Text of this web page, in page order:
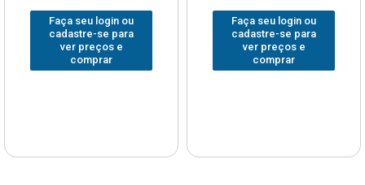
Faça seu login ou
cadastre-se para
ver preços e
comprar
Faça seu login ou
cadastre-se para
ver preços e
comprar